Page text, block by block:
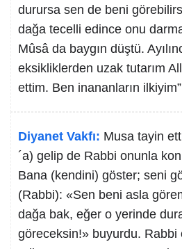
durursa sen de beni
dağa tecelli edince onu
Mûsâ da baygın düştü.
eksikliklerden uzak tutarım
ettim. Ben inananların
Diyanet Vakfı: Musa tayin
´a) gelip de Rabbi onunla
Bana (kendini) göster; seni
(Rabbi): «Sen beni asla
dağa bak, eğer o yerinde
göreceksin!» buyurdu. Rabbi